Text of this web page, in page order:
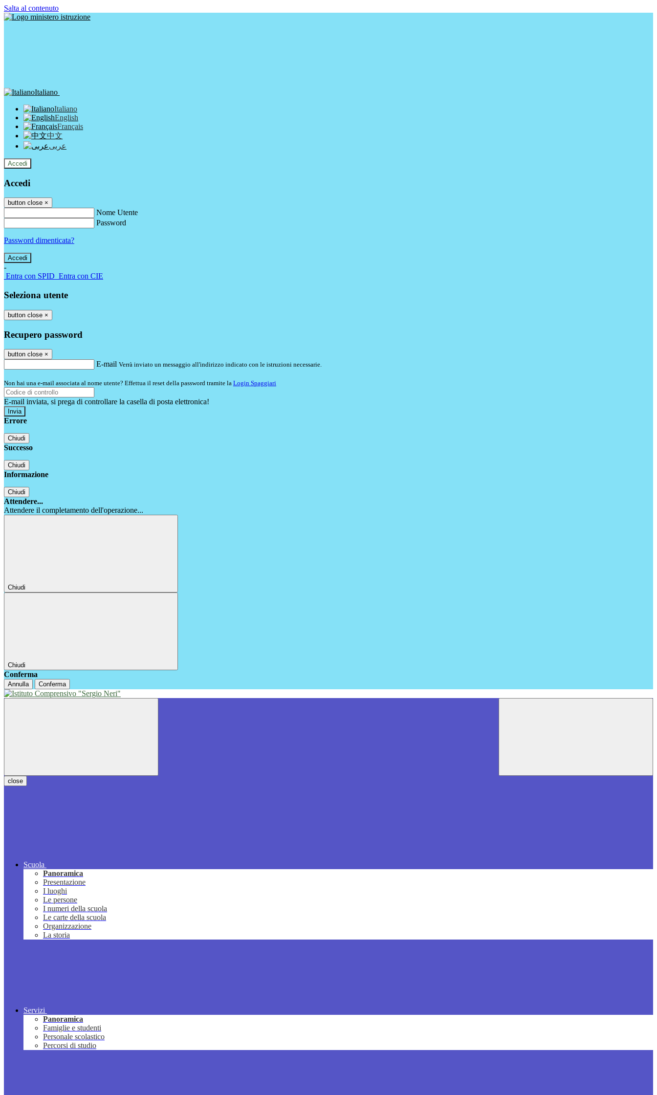
Salta al contenuto
Italiano
Italiano
English
Français
中文
عربى
Accedi
Accedi
button close ×
Nome Utente
Password
Password dimenticata?
-
Entra con SPID Entra con CIE
Seleziona utente
button close ×
Recupero password
button close ×
E-mail Verrà inviato un messaggio all'indirizzo indicato con le istruzioni necessarie.
Non hai una e-mail associata al nome utente? Effettua il reset della password tramite la Login Spaggiari
E-mail inviata, si prega di controllare la casella di posta elettronica!
Errore
Chiudi
Successo
Chiudi
Informazione
Chiudi
Attendere...
Attendere il completamento dell'operazione...
Chiudi
Chiudi
Conferma
Annulla Conferma
close
Scuola
Panoramica
Presentazione
I luoghi
Le persone
I numeri della scuola
Le carte della scuola
Organizzazione
La storia
Servizi
Panoramica
Famiglie e studenti
Personale scolastico
Percorsi di studio